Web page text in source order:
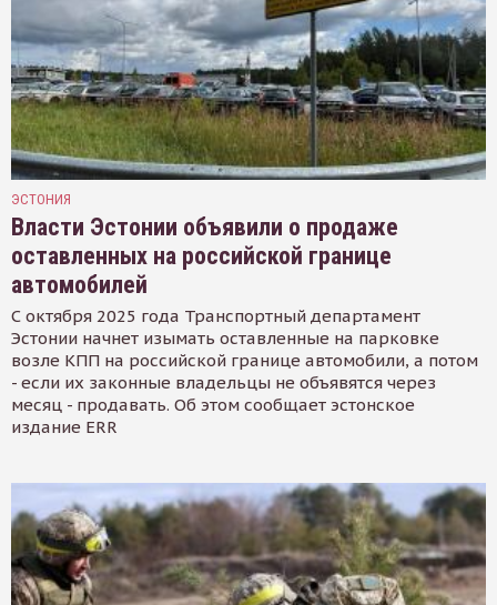
ЭСТОНИЯ
Власти Эстонии объявили о продаже
оставленных на российской границе
автомобилей
С октября 2025 года Транспортный департамент
Эстонии начнет изымать оставленные на парковке
возле КПП на российской границе автомобили, а потом
- если их законные владельцы не объявятся через
месяц - продавать. Об этом сообщает эстонское
издание ERR